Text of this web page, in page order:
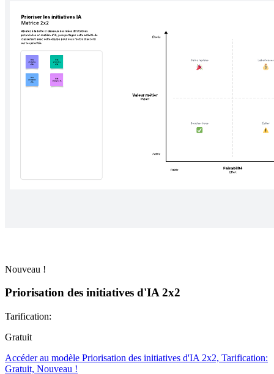
Nouveau !
Priorisation des initiatives d'IA 2x2
Tarification:
Gratuit
Accéder au modèle Priorisation des initiatives d'IA 2x2, Tarification:
Gratuit, Nouveau !